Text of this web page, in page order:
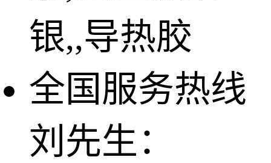
银,,导热胶
全国服务热线
刘先生：